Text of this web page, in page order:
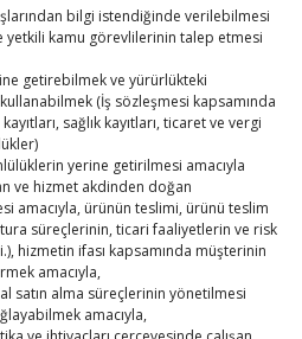
bilgi istendiğinde verilebilmesi
yetkili kamu görevlilerinin talep etmesi
getirebilmek ve yürürlükteki
(İş sözleşmesi kapsamında
sağlık kayıtları, ticaret ve vergi
yerine getirilmesi amacıyla
ve hizmet akdinden doğan
amacıyla, ürünün teslimi, ürünü teslim
süreçlerinin, ticari faaliyetlerin ve risk
hizmetin ifası kapsamında müşterinin
amacıyla,
satın alma süreçlerinin yönetilmesi
amacıyla,
27 28 29
30
Tem